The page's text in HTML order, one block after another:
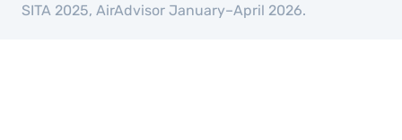
SITA 2025, AirAdvisor January–April 2026.